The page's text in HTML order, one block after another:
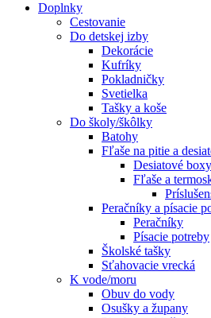
Doplnky
Cestovanie
Do detskej izby
Dekorácie
Kufríky
Pokladničky
Svetielka
Tašky a koše
Do školy/škôlky
Batohy
Fľaše na pitie a
Desiatové boxy
Fľaše a
Peračníky a písacie
Peračníky
Písacie potreby
Školské tašky
Sťahovacie vrecká
K vode/moru
Obuv do vody
Osušky a župany